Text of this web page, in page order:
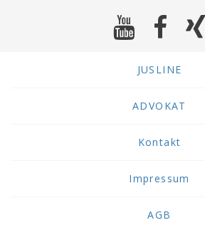
JUSLINE
ADVOKAT
Kontakt
Impressum
AGB